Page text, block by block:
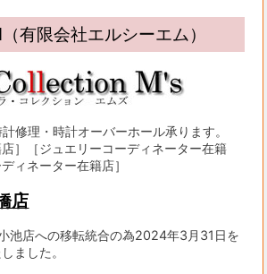
有限会社エルシーエム）
修理・時計オーバーホール承ります。
店］［ジュエリーコーディネーター在籍
ィネーター在籍店］
店
池店への移転統合の為2024年3月31日を
ました。